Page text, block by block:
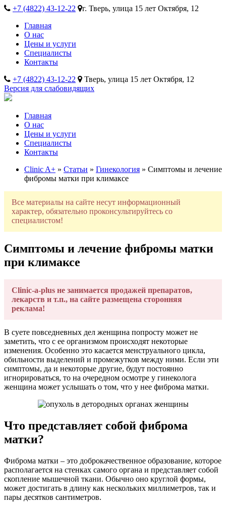
+7 (4822) 43-12-22
г. Тверь, улица 15 лет Октября, 12
Главная
О нас
Цены и услуги
Специалисты
Контакты
+7 (4822) 43-12-22
Тверь, улица 15 лет Октября, 12
Версия для слабовидящих
Главная
О нас
Цены и услуги
Специалисты
Контакты
Clinic A+ » Статьи » Гинекология » Симптомы и лечение
фибромы матки при климаксе
Все материалы на сайте несут информационный
характер, обязательно проконсультируйтесь со
специалистом!
Симптомы и лечение фибромы матки
при климаксе
Clinic-a-plus не занимается продажей препаратов,
лекарств и т.п., на сайте размещена сторонняя
реклама!
В суете повседневных дел женщина попросту может не
заметить, что с ее организмом происходят некоторые
изменения. Особенно это касается менструального цикла,
обильности выделений и промежутков между ними. Если эти
симптомы, да и некоторые другие, будут постоянно
игнорироваться, то на очередном осмотре у гинеколога
женщина может услышать о том, что у нее фиброма матки.
Что представляет собой фиброма
матки?
Фиброма матки – это доброкачественное образование, которое
располагается на стенках самого органа и представляет собой
скопление мышечной ткани. Обычно оно круглой формы,
может достигать в длину как нескольких миллиметров, так и
пары десятков сантиметров.